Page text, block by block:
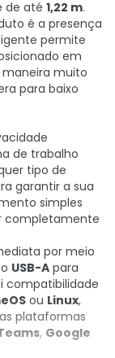
de até 1,22 m.
é a presença
permite
em
muito
para baixo
de trabalho
tipo de
garantir a sua
simples
completamente
por meio
USB-A para
compatibilidade
ou Linux,
plataformas
, Google